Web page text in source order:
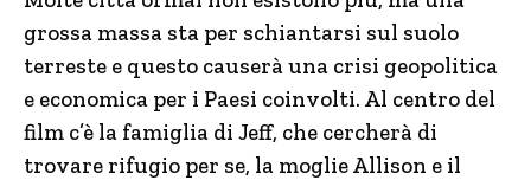
grossa massa sta per schiantarsi sul suolo
terreste e questo causerà una crisi geopolitica
e economica per i Paesi coinvolti. Al centro del
film c’è la famiglia di Jeff, che cercherà di
trovare rifugio per se, la moglie Allison e il